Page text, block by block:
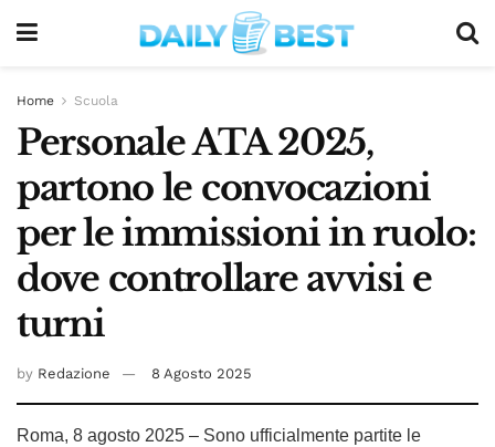
Home Scuola
Personale ATA 2025,
partono le convocazioni
per le immissioni in ruolo:
dove controllare avvisi e
turni
by Redazione 8 Agosto 2025
Roma, 8 agosto 2025 – Sono ufficialmente partite le